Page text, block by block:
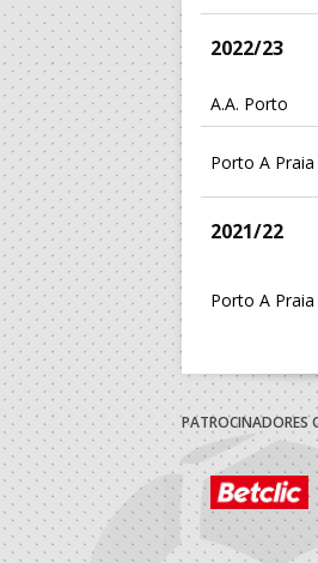
2022/23
A.A. Porto
Porto A Praia
2021/22
Porto A Praia
2020/21
Porto A Praia
A.A. Porto
PATROCINADORES